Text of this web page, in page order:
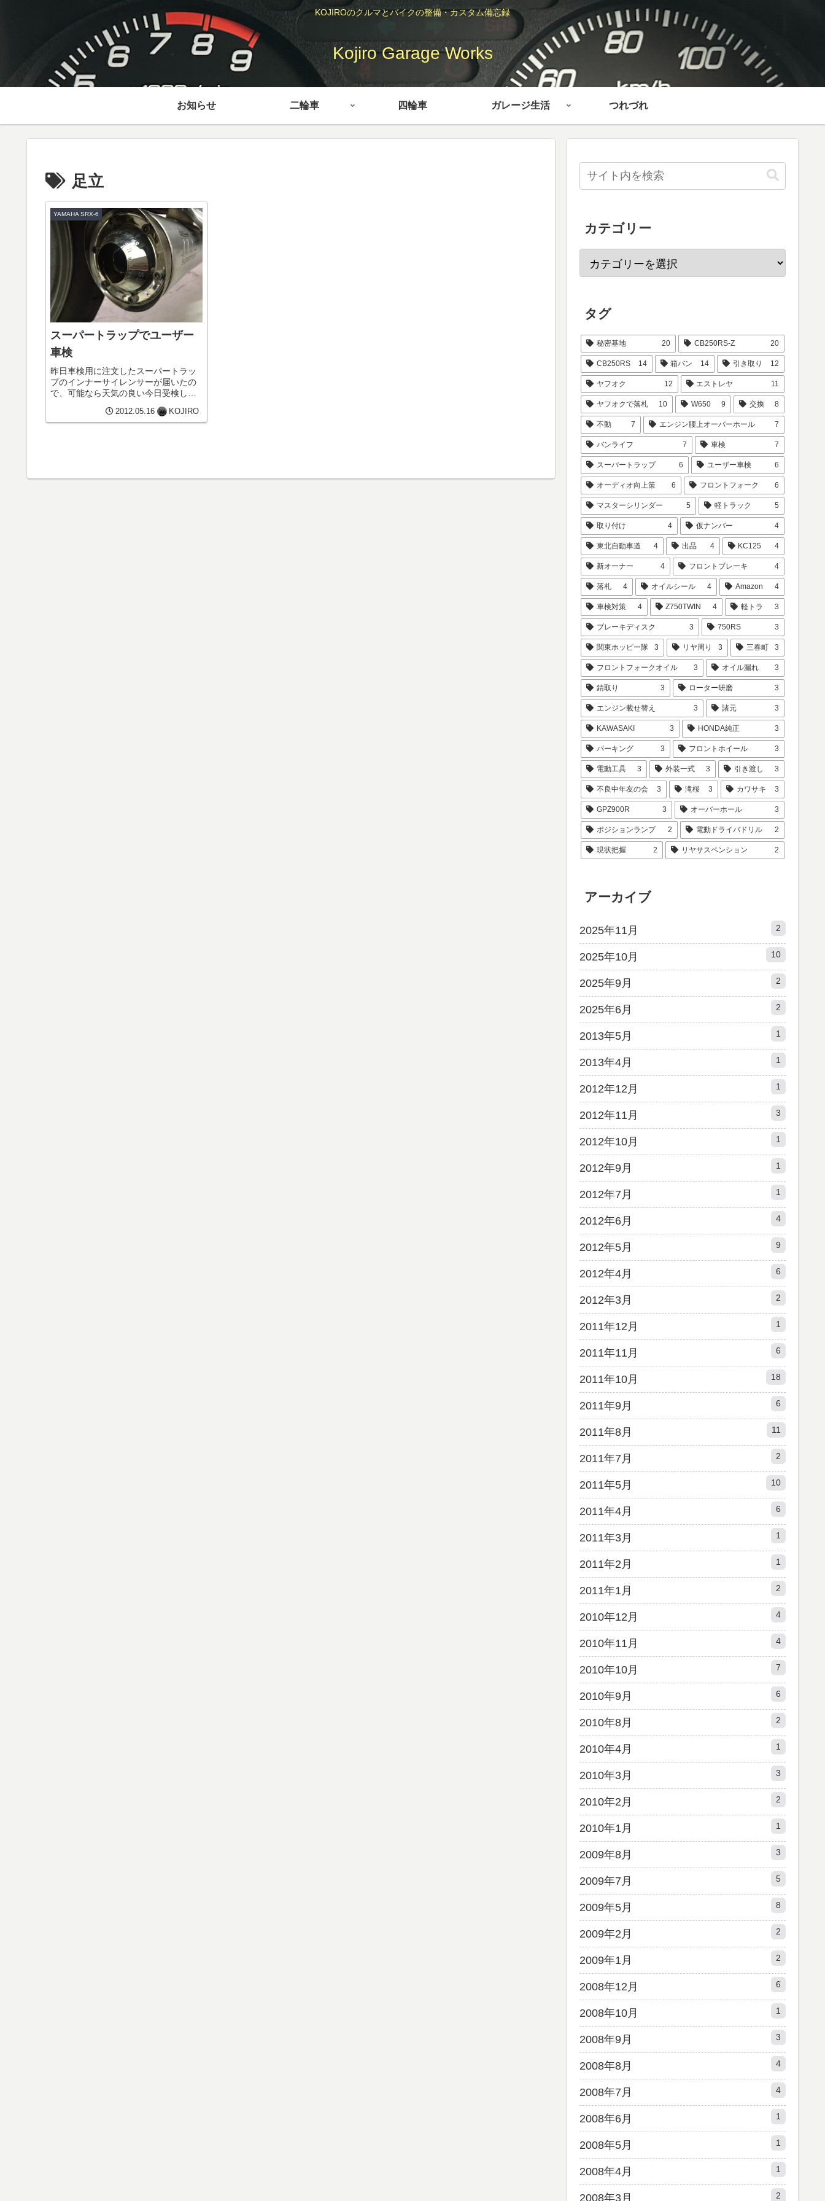
KOJIROのクルマとバイクの整備・カスタム備忘録
Kojiro Garage Works
お知らせ 二輪車 四輪車 ガレージ生活 つれづれ
足立
YAMAHA SRX-6
スーパートラップでユーザー
車検
昨日車検用に注文したスーパートラッ
プのインナーサイレンサーが届いたの
で、可能なら天気の良い今日受検しよ
うとすると空きが無く断念。でも今朝
改めて確認してみると、午後の3ラウン
2012.05.16 KOJIRO
カテゴリー
タグ
秘密基地 20 CB250RS-Z 20
CB250RS 14 箱バン 14 引き取り 12
ヤフオク 12 エストレヤ 11
ヤフオクで落札 10 W650 9 交換 8
不動 7 エンジン腰上オーバーホール 7
バンライフ 7 車検 7
スーパートラップ 6 ユーザー車検 6
オーディオ向上策 6 フロントフォーク 6
マスターシリンダー 5 軽トラック 5
取り付け 4 仮ナンバー 4
東北自動車道 4 出品 4 KC125 4
新オーナー 4 フロントブレーキ 4
落札 4 オイルシール 4 Amazon 4
車検対策 4 Z750TWIN 4 軽トラ 3
ブレーキディスク 3 750RS 3
関東ホッピー隊 3 リヤ周り 3 三春町 3
フロントフォークオイル 3 オイル漏れ 3
錆取り 3 ローター研磨 3
エンジン載せ替え 3 諸元 3
KAWASAKI 3 HONDA純正 3
パーキング 3 フロントホイール 3
電動工具 3 外装一式 3 引き渡し 3
不良中年友の会 3 滝桜 3 カワサキ 3
GPZ900R 3 オーバーホール 3
ポジションランプ 2 電動ドライバドリル 2
現状把握 2 リヤサスペンション 2
アーカイブ
2025年11月 2
2025年10月 10
2025年9月 2
2025年6月 2
2013年5月 1
2013年4月 1
2012年12月 1
2012年11月 3
2012年10月 1
2012年9月 1
2012年7月 1
2012年6月 4
2012年5月 9
2012年4月 6
2012年3月 2
2011年12月 1
2011年11月 6
2011年10月 18
2011年9月 6
2011年8月 11
2011年7月 2
2011年5月 10
2011年4月 6
2011年3月 1
2011年2月 1
2011年1月 2
2010年12月 4
2010年11月 4
2010年10月 7
2010年9月 6
2010年8月 2
2010年4月 1
2010年3月 3
2010年2月 2
2010年1月 1
2009年8月 3
2009年7月 5
2009年5月 8
2009年2月 2
2009年1月 2
2008年12月 6
2008年10月 1
2008年9月 3
2008年8月 4
2008年7月 4
2008年6月 1
2008年5月 1
2008年4月 1
2008年3月 2